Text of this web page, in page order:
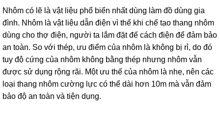
(
rút
lồng
)
Thang
nhôm
gấp
4
khúc
Thang
Nhôm có lẽ là vật liệu phổ biến nhất dùng làm đồ dùng gia
đình. Nhôm là vật liệu dẫn điện vì thế khi chế tạo thang nhôm
dùng cho thợ điện, người ta lắm đặt đế cách điện để đảm bảo
an toàn. So với thép, ưu điểm của nhôm là không bị rỉ, do đó
tuy độ cứng của nhôm không bằng thép nhưng nhôm vẫn
được sử dụng rộng rãi. Một ưu thế của nhôm là nhẹ, nên các
loại thang nhôm cường lực có thể dài hơn 10m mà vẫn đảm
bảo độ an toàn và tiện dụng.